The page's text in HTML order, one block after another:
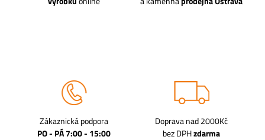
Zákaznická podpora
PO - PÁ 7:00 - 15:00
Doprava nad 2000Kč
bez DPHzdarma